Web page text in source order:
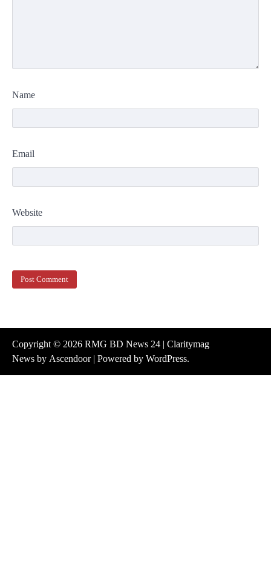
Name
Email
Website
Copyright © 2026 RMG BD News 24 | Claritymag
News by Ascendoor| Powered by WordPress.